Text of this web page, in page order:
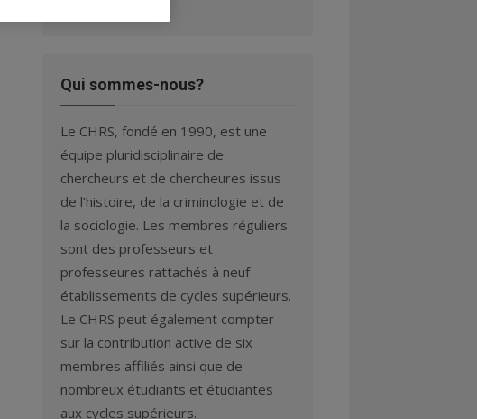
Qui sommes-nous?
Le CHRS, fondé en 1990, est une
équipe pluridisciplinaire de
chercheurs et de chercheures issus
de l’histoire, de la criminologie et de
la sociologie. Les membres réguliers
sont des professeurs et
professeures rattachés à neuf
établissements de cycles supérieurs.
Le CHRS peut également compter
sur la contribution active de six
membres affiliés ainsi que de
nombreux étudiants et étudiantes
aux cycles supérieurs.